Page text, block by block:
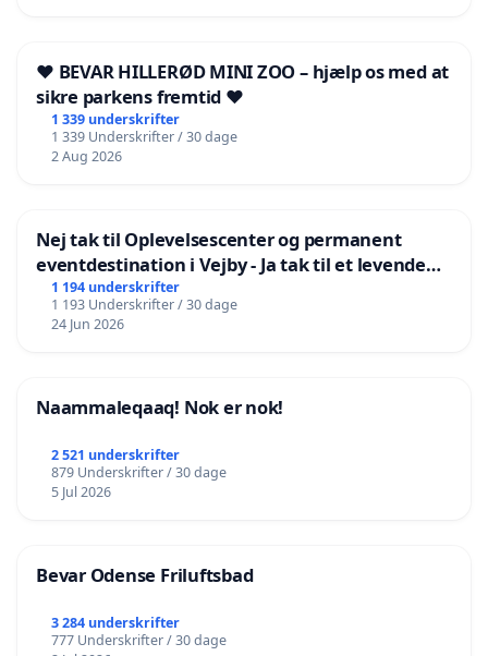
❤️ BEVAR HILLERØD MINI ZOO – hjælp os med at
sikre parkens fremtid ❤️
1 339 underskrifter
1 339 Underskrifter / 30 dage
2 Aug 2026
Nej tak til Oplevelsescenter og permanent
eventdestination i Vejby - Ja tak til et levende
lokalområde i balance
1 194 underskrifter
1 193 Underskrifter / 30 dage
24 Jun 2026
Naammaleqaaq! Nok er nok!
2 521 underskrifter
879 Underskrifter / 30 dage
5 Jul 2026
Bevar Odense Friluftsbad
3 284 underskrifter
777 Underskrifter / 30 dage